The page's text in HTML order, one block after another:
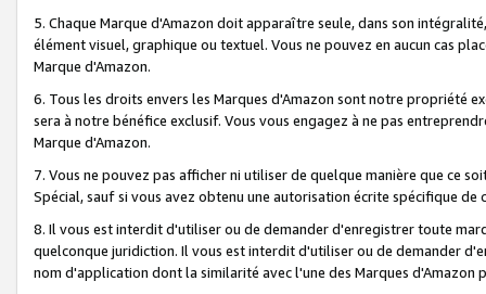
5. Chaque Marque d'Amazon doit apparaître seule, dans son
élément visuel, graphique ou textuel. Vous ne pouvez en aucun cas
Marque d'Amazon.
6. Tous les droits envers les Marques d'Amazon sont notre propriété
sera à notre bénéfice exclusif. Vous vous engagez à ne pas
Marque d'Amazon.
7. Vous ne pouvez pas afficher ni utiliser de quelque manière que ce
Spécial, sauf si vous avez obtenu une autorisation écrite spécifique de
8. Il vous est interdit d'utiliser ou de demander d'enregistrer toute
quelconque juridiction. Il vous est interdit d'utiliser ou de demander
nom d'application dont la similarité avec l'une des Marques